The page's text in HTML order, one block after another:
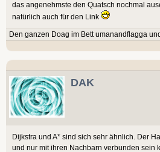
das angenehmste den Quatsch nochmal
natürlich auch für den Link
Den ganzen Doag im Bett umanandflagga
DAK
Dijkstra und A* sind sich sehr ähnlich. Der
und nur mit ihren Nachbarn verbunden sein